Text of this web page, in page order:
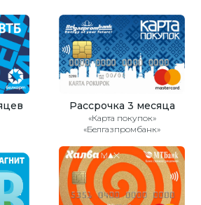
Рассрочка 3 месяца
«Карта покупок»
«Белгазпромбанк»